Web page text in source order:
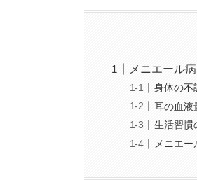
メニエール
身体の不
耳の血液
生活習慣
メニエー